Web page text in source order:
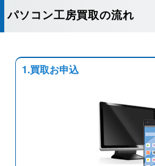
パソコン工房買取の流れ
1.買取お申込